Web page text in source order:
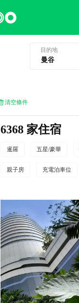
目的地
清空條件
6368 家住宿
暹羅 五星/豪華
親子房 充電泊車位